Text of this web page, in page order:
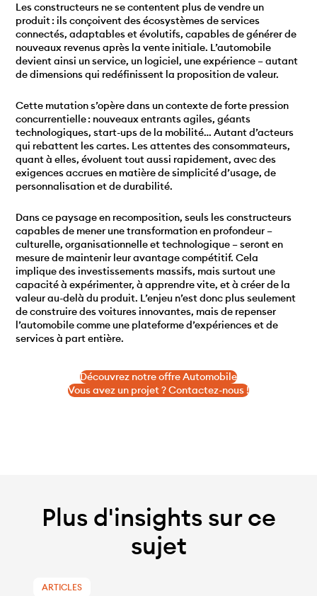
Les constructeurs ne se contentent plus de vendre un
produit : ils conçoivent des écosystèmes de services
connectés, adaptables et évolutifs, capables de générer de
nouveaux revenus après la vente initiale. L’automobile
devient ainsi un service, un logiciel, une expérience – autant
de dimensions qui redéfinissent la proposition de valeur.
Cette mutation s’opère dans un contexte de forte pression
concurrentielle : nouveaux entrants agiles, géants
technologiques, start-ups de la mobilité… Autant d’acteurs
qui rebattent les cartes. Les attentes des consommateurs,
quant à elles, évoluent tout aussi rapidement, avec des
exigences accrues en matière de simplicité d’usage, de
personnalisation et de durabilité.
Dans ce paysage en recomposition, seuls les constructeurs
capables de mener une transformation en profondeur –
culturelle, organisationnelle et technologique – seront en
mesure de maintenir leur avantage compétitif. Cela
implique des investissements massifs, mais surtout une
capacité à expérimenter, à apprendre vite, et à créer de la
valeur au-delà du produit. L’enjeu n’est donc plus seulement
de construire des voitures innovantes, mais de repenser
l’automobile comme une plateforme d’expériences et de
services à part entière.
Découvrez notre offre Automobile
Vous avez un projet ? Contactez-nous !
Plus d'insights sur ce
sujet
ARTICLES